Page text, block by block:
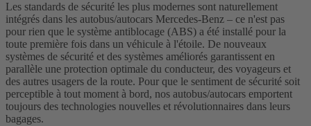
Les standards de sécurité les plus modernes sont naturellement
intégrés dans les autobus/autocars Mercedes-Benz – ce n'est pas
pour rien que le système antiblocage (ABS) a été installé pour la
toute première fois dans un véhicule à l'étoile. De nouveaux
systèmes de sécurité et des systèmes améliorés garantissent en
parallèle une protection optimale du conducteur, des voyageurs et
des autres usagers de la route. Pour que le sentiment de sécurité soit
perceptible à tout moment à bord, nos autobus/autocars emportent
toujours des technologies nouvelles et révolutionnaires dans leurs
bagages.